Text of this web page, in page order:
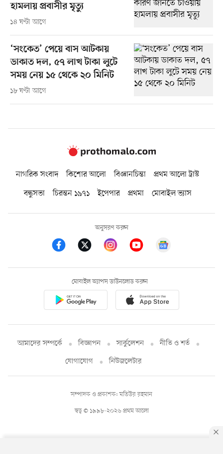
হামলায় প্রবাসীর মৃত্যু
১৪ ঘণ্টা আগে
‘সংকেত’ পেয়ে বাস আটকায়
ডাকাত দল, ৫৭ লাখ টাকা লুটে
সময় নেয় ১৫ থেকে ২০ মিনিট
১৮ ঘণ্টা আগে
নাগরিক সংবাদ কিশোর আলো বিজ্ঞানচিন্তা
প্রথম আলো ট্রাস্ট
বন্ধুসভা
চিরন্তন ১৯৭১ ইপেপার প্রথমা মোবাইল ভ্যাস
অনুসরণ করুন
মোবাইল অ্যাপস ডাউনলোড করুন
আমাদের সম্পর্কে বিজ্ঞাপন সার্কুলেশন
নীতি ও শর্ত
যোগাযোগ
নিউজলেটার
স্বত্ব © ১৯৯৮-২০২৬ প্রথম আলো
সম্পাদক ও প্রকাশক: মতিউর রহমান